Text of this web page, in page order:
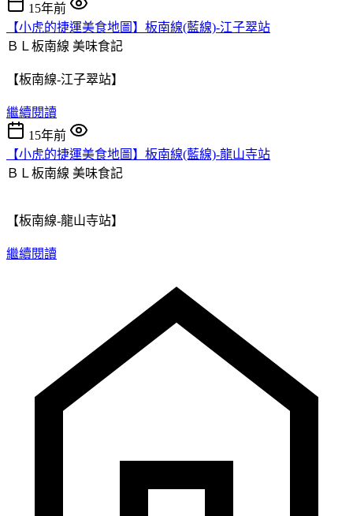
15年前
【小虎的捷運美食地圖】板南線(藍線)-江子翠站
ＢＬ板南線 美味食記
【板南線-江子翠站】
繼續閱讀
15年前
【小虎的捷運美食地圖】板南線(藍線)-龍山寺站
ＢＬ板南線 美味食記
【板南線-龍山寺站】
繼續閱讀